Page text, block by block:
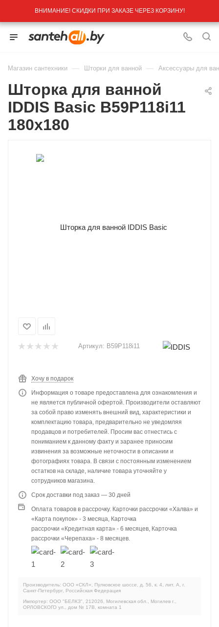
ВНИМАНИЕ! СКИДКИ ПРИ ЗАКАЗЕ ЧЕРЕЗ КОРЗИНУ!
Магазин сантехники — Шторки для ванной — Аксессуары для
Шторка для ванной
IDDIS Basic B59P118i11
180х180
Артикул: B59P118i11
Хочу в подарок
Информация о товаре предоставлена для ознакомления и
не является публичной офертой. Производители оставляют
за собой право изменять внешний вид, характеристики и
комплектацию товара, предварительно не уведомляя
продавцов и потребителей. Просим вас отнестись с
пониманием к данному факту и заранее приносим
извинения за возможные неточности в описании и
фотографиях товара. В связи с постоянным изменением
остатков на складе, наличие товара уточняйте у
сотрудников магазина.
Срок доставки под заказ — 30 дней
Оплата товаров в рассрочку. Карточки рассрочки «Халва» и
«Карта покупок» - 3 месяца, Карточка
рассрочки «Кредитная карта» - 6 месяцев, Карточка
рассрочки «Черепаха» - 8 месяцев.
Производитель: ООО «СКЛ», Пулковское шоссе, д. 56, к. 4, лит. А, г.
Санкт-Петербург, Российская Федерация
Импортер: ООО "БЕЛКЗ", 212026, Могилевская обл., Могилев г.,
ОРЛОВСКОГО ул., дом № 17В, комната 1